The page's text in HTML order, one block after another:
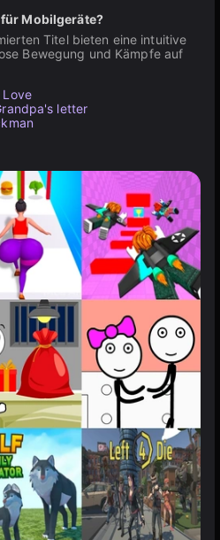
Mobilgeräte?
Titel bieten eine intuitive
Bewegung und Kämpfe auf
Love
letter